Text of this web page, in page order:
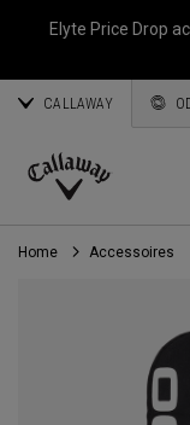
Elyte Price Drop
CALLAWAY
Callaway
Golf
Home Accessoires